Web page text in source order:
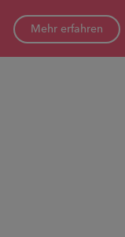
Mehr erfahren